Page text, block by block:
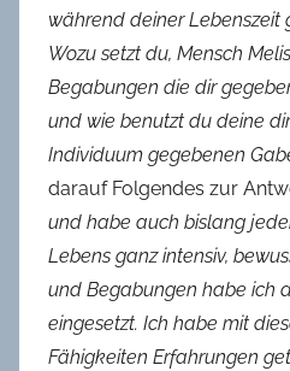
während deiner Lebenszeit
Wozu setzt du, Mensch
Begabungen die dir
und wie benutzt du deine
Individuum gegebenen
darauf Folgendes zur
und habe auch bislang
Lebens ganz intensiv,
und Begabungen habe ich
eingesetzt. Ich habe mit
Fähigkeiten Erfahrungen